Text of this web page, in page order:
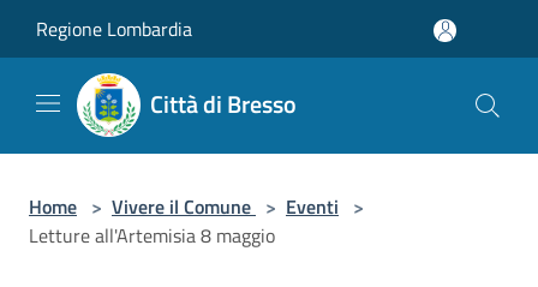
Regione Lombardia
Città di Bresso
Home > Vivere il Comune > Eventi >
Letture all'Artemisia 8 maggio